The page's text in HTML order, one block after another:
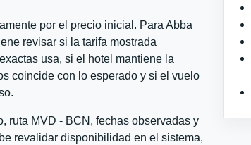
por el precio inicial. Para Abba
revisar si la tarifa mostrada
usa, si el hotel mantiene la
coincide con lo esperado y si el vuelo
ruta MVD - BCN, fechas observadas y
revalidar disponibilidad en el sistema,